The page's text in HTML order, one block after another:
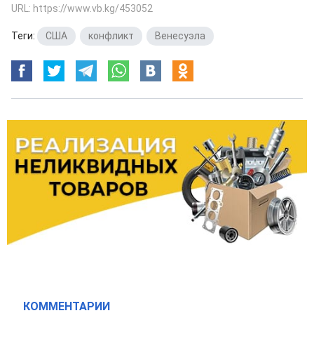
URL: https://www.vb.kg/453052
Теги: США конфликт Венесуэла
КОММЕНТАРИИ